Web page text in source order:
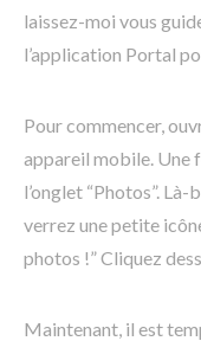
laissez-moi vous
l’application Portal
Pour commencer,
appareil mobile. Une
l’onglet “Photos”.
verrez une petite
photos !” Cliquez
Maintenant, il est